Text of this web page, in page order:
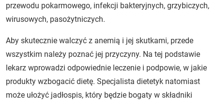
przewodu pokarmowego, infekcji bakteryjnych, grzybiczych,
wirusowych, pasożytniczych.
Aby skutecznie walczyć z anemią i jej skutkami, przede
wszystkim należy poznać jej przyczyny. Na tej podstawie
lekarz wprowadzi odpowiednie leczenie i podpowie, w jakie
produkty wzbogacić dietę. Specjalista dietetyk natomiast
może ułożyć jadłospis, który będzie bogaty w składniki